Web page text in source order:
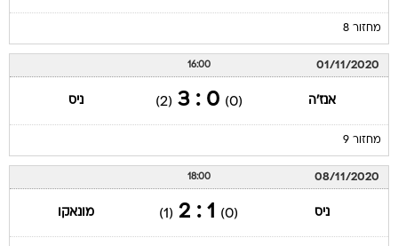
מחזור 8
01/11/2020
16:00
אנז'ה (0)
0 : 3
(2) ניס
מחזור 9
08/11/2020
18:00
ניס (0)
1 : 2
(1) מונאקו